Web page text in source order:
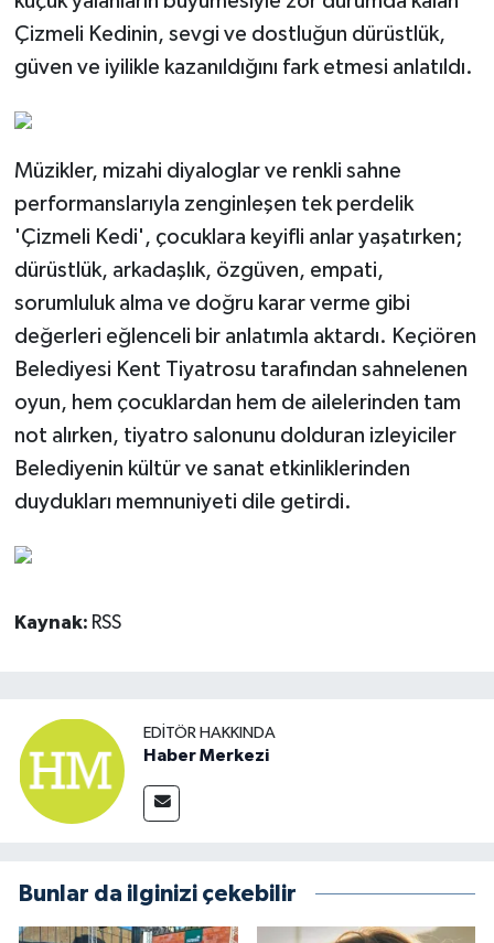
Çizmeli Kedinin, sevgi ve dostluğun dürüstlük,
güven ve iyilikle kazanıldığını fark etmesi anlatıldı.
Müzikler, mizahi diyaloglar ve renkli sahne
performanslarıyla zenginleşen tek perdelik
'Çizmeli Kedi', çocuklara keyifli anlar yaşatırken;
dürüstlük, arkadaşlık, özgüven, empati,
sorumluluk alma ve doğru karar verme gibi
değerleri eğlenceli bir anlatımla aktardı. Keçiören
Belediyesi Kent Tiyatrosu tarafından sahnelenen
oyun, hem çocuklardan hem de ailelerinden tam
not alırken, tiyatro salonunu dolduran izleyiciler
Belediyenin kültür ve sanat etkinliklerinden
duydukları memnuniyeti dile getirdi.
Kaynak: RSS
EDITÖR HAKKINDA
Haber Merkezi
Bunlar da ilginizi çekebilir